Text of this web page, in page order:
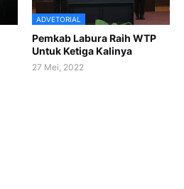
ADVETORIAL
Pemkab Labura Raih WTP
Untuk Ketiga Kalinya
27 Mei, 2022